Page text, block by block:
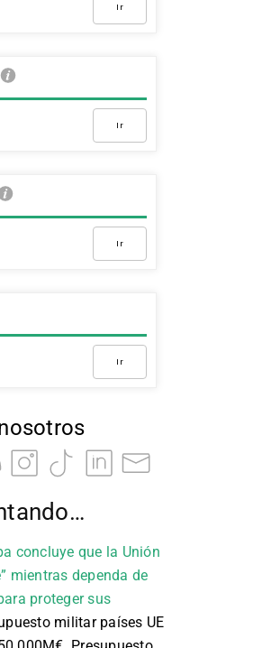
Ir
Ir
Ir
Ir
concluye que la Unión
mientras dependa de
proteger sus
militar países UE